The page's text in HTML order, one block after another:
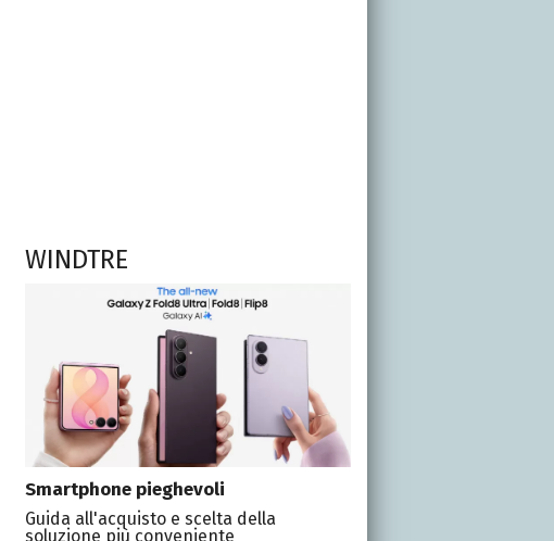
WINDTRE
Smartphone pieghevoli
Guida all'acquisto e scelta della
soluzione più conveniente